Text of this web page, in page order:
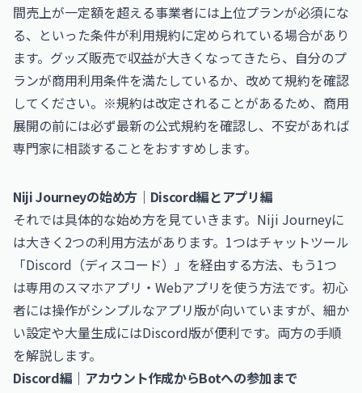
間売上が一定額を超える事業者には上位プランが必須にな
る、といった条件が利用規約に定められている場合があり
ます。グッズ販売で収益が大きくなってきたら、自分のプ
ランが商用利用条件を満たしているか、改めて規約を確認
してください。※規約は改定されることがあるため、商用
展開の前には必ず最新の公式規約を確認し、不安があれば
専門家に相談することをおすすめします。
Niji Journeyの始め方｜Discord編とアプリ編
それでは具体的な始め方を見ていきます。Niji Journeyに
は大きく2つの利用方法があります。1つはチャットツール
「Discord（ディスコード）」を経由する方法、もう1つ
は専用のスマホアプリ・Webアプリを使う方法です。初心
者には操作がシンプルなアプリ版が向いていますが、細か
い設定や大量生成にはDiscord版が便利です。両方の手順
を解説します。
Discord編｜アカウント作成からBotへの参加まで